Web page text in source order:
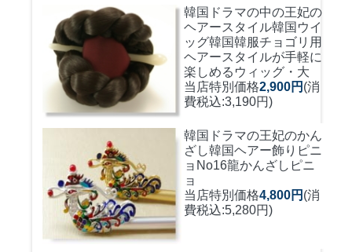
韓国ドラマの中の王妃の
ヘアースタイル韓国ウイ
ッグ韓国韓服チョゴリ用
ヘアースタイルが手軽に
楽しめるウィッグ・大
当店特別価格2,900円 (消
費税込:3,190円)
韓国ドラマの王妃のかん
ざし韓国ヘアー飾りピニ
ョNo16龍かんざしピニ
ョ
当店特別価格4,800円 (消
費税込:5,280円)